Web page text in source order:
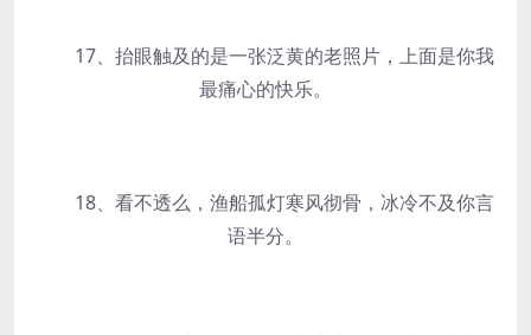
17、抬眼触及的是一张泛黄的老照片，上面是你我
最痛心的快乐。
18、看不透么，渔船孤灯寒风彻骨，冰冷不及你言
语半分。